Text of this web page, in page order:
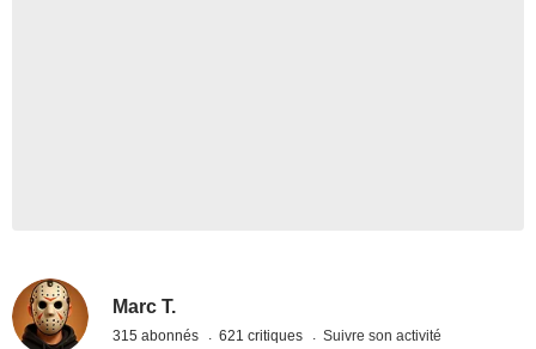
Marc T.
315 abonnés 621 critiques Suivre son activité